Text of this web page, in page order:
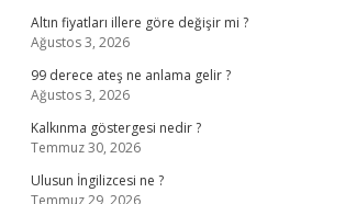
Altın fiyatları illere göre değişir mi ?
Ağustos 3, 2026
99 derece ateş ne anlama gelir ?
Ağustos 3, 2026
Kalkınma göstergesi nedir ?
Temmuz 30, 2026
Ulusun İngilizcesi ne ?
Temmuz 29, 2026